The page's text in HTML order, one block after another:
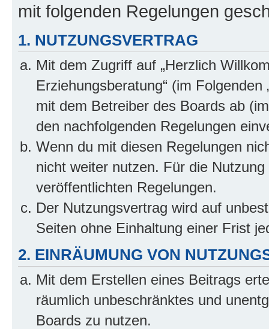
mit folgenden Regelungen
1. NUTZUNGSVERTRAG
Mit dem Zugriff auf „Herzlich
Erziehungsberatung“ (im
mit dem Betreiber des Boards ab
den nachfolgenden Regelungen
Wenn du mit diesen Regelungen
nicht weiter nutzen. Für die
veröffentlichten Regelungen.
Der Nutzungsvertrag wird auf
Seiten ohne Einhaltung einer Frist
2. EINRÄUMUNG VON
Mit dem Erstellen eines Beitrags
räumlich unbeschränktes und
Boards zu nutzen.